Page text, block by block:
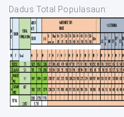
Dadus Total Populasaun: